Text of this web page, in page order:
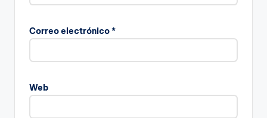
Correo electrónico*
Web